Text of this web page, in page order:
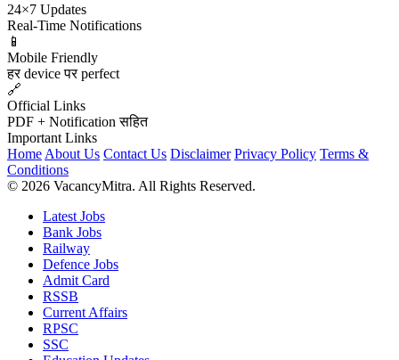
24×7 Updates
Real-Time Notifications
📱
Mobile Friendly
हर device पर perfect
🔗
Official Links
PDF + Notification सहित
Important Links
Home About Us Contact Us Disclaimer Privacy Policy Terms &
Conditions
© 2026 VacancyMitra. All Rights Reserved.
Latest Jobs
Bank Jobs
Railway
Defence Jobs
Admit Card
RSSB
Current Affairs
RPSC
SSC